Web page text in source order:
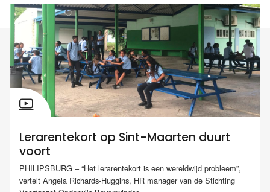
Lerarentekort op Sint-Maarten duurt
voort
PHILIPSBURG – “Het lerarentekort is een wereldwijd probleem”,
vertelt Angela Richards-Huggins, HR manager van de Stichting